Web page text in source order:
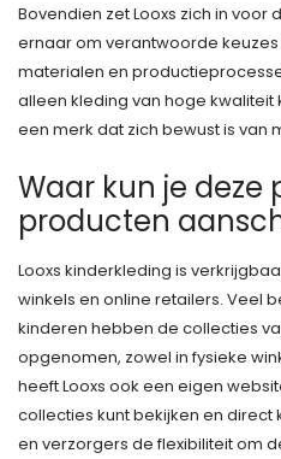
Bovendien zet Looxs zich in
ernaar om verantwoorde
materialen en
alleen kleding van hoge
een merk dat zich bewust is van
Waar kun je deze
producten
Looxs kinderkleding is
winkels en online retailers. Veel
kinderen hebben de collecties
opgenomen, zowel in fysieke
heeft Looxs ook een eigen
collecties kunt bekijken en direct
en verzorgers de flexibiliteit om